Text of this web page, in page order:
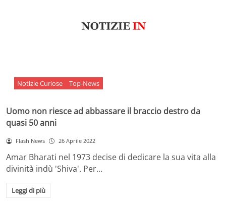
Notizie Curiose Top-News
Uomo non riesce ad abbassare il braccio destro da
quasi 50 anni
Flash News 26 Aprile 2022
Amar Bharati nel 1973 decise di dedicare la sua vita alla
divinità indù 'Shiva'. Per…
Leggi di più